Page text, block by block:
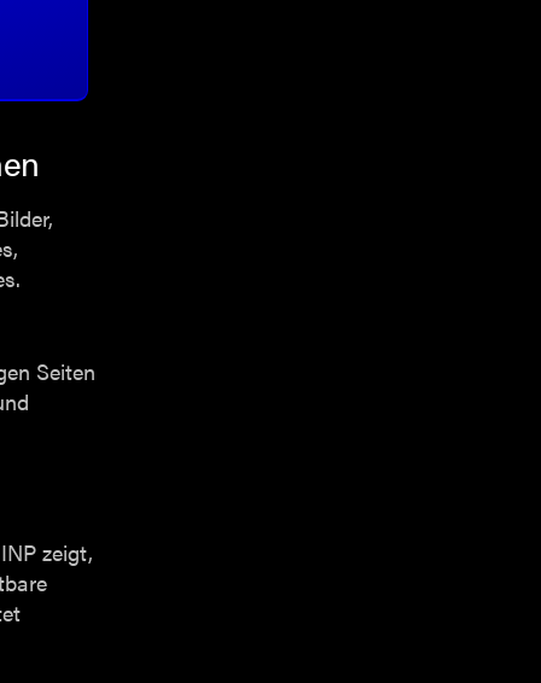
Seiten
zeigt,